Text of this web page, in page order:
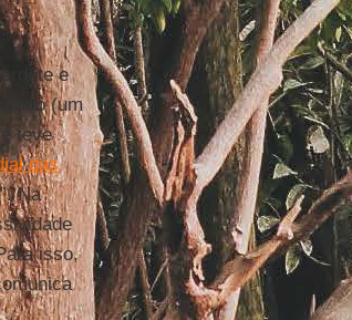
e
(um
teve
das
Na
isso,